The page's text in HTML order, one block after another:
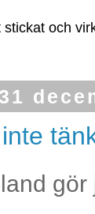
stickat och